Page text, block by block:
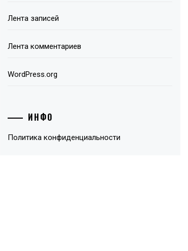
Лента записей
Лента комментариев
WordPress.org
ИНФО
Политика конфиденциальности